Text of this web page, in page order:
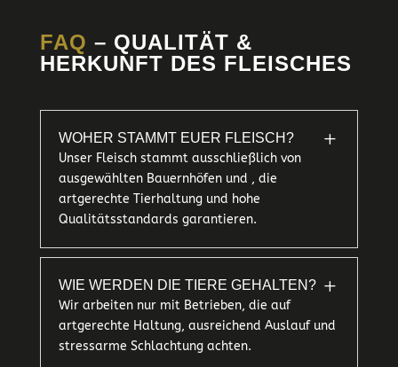
FAQ – QUALITÄT &
HERKUNFT DES FLEISCHES
WOHER STAMMT EUER FLEISCH? L
Unser Fleisch stammt ausschließlich von
ausgewählten Bauernhöfen und , die
artgerechte Tierhaltung und hohe
Qualitätsstandards garantieren.
WIE WERDEN DIE TIERE GEHALTEN? L
Wir arbeiten nur mit Betrieben, die auf
artgerechte Haltung, ausreichend Auslauf und
stressarme Schlachtung achten.